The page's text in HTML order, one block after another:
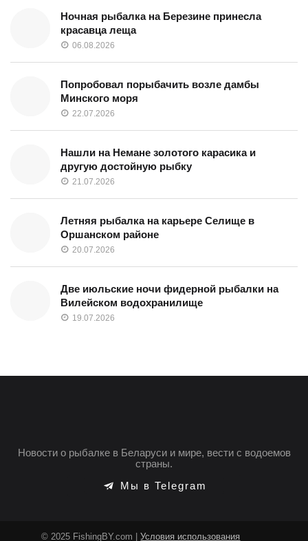
Ночная рыбалка на Березине принесла
красавца леща
06.08.2026
Попробовал порыбачить возле дамбы
Минского моря
22.07.2026
Нашли на Немане золотого карасика и
другую достойную рыбку
21.07.2026
Летняя рыбалка на карьере Селище в
Оршанском районе
20.07.2026
Две июльские ночи фидерной рыбалки на
Вилейском водохранилище
19.07.2026
Новости о рыбалке в Беларуси и мире, вести с водоемов
страны.
Мы в Telegram
© 2025 FishingBY.com |Условия использования